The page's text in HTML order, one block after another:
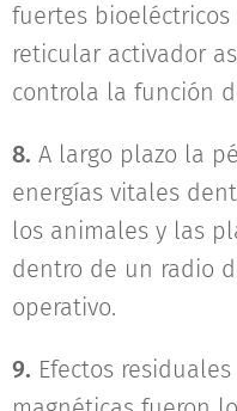
fuertes
reticular activador
controla la función
8. A largo plazo la
energías vitales
los animales y las
dentro de un radio
operativo.
9. Efectos